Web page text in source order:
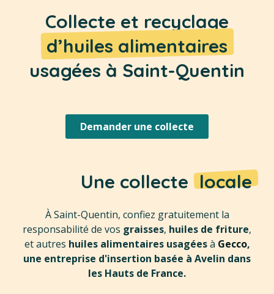
Collecte et recyclage
d’huiles alimentaires
usagées à Saint-Quentin
Demander une collecte
Une collecte locale
À Saint-Quentin, confiez gratuitement la
responsabilité de vos graisses, huiles de friture,
et autres huiles alimentaires usagéesà Gecco,
une entreprise d'insertion basée à Avelin dans
les Hauts de France.